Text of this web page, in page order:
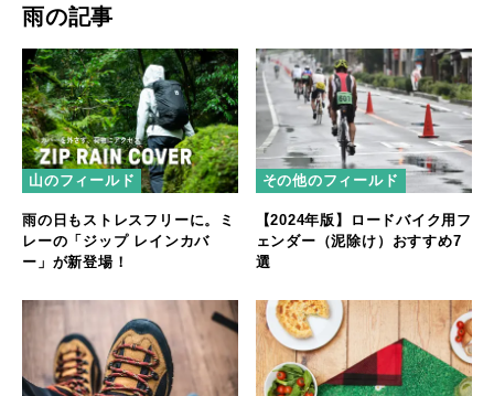
雨の記事
山のフィールド
雨の日もストレスフリーに。ミ
レーの「ジップ レインカバ
ー」が新登場！
その他のフィールド
【2024年版】ロードバイク用フ
ェンダー（泥除け）おすすめ7
選